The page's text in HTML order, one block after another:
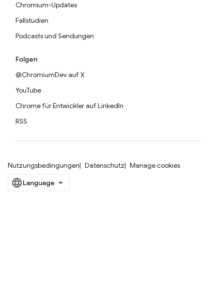
Chromium-Updates
Fallstudien
Podcasts und Sendungen
Folgen
@ChromiumDev auf X
YouTube
Chrome für Entwickler auf LinkedIn
RSS
Nutzungsbedingungen Datenschutz Manage cookies